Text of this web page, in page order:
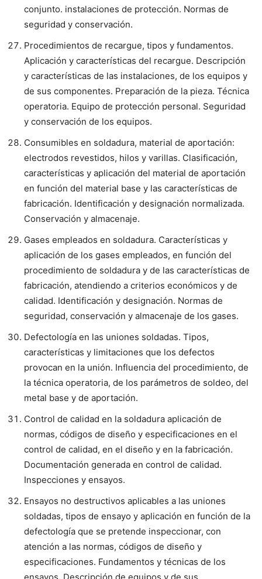
conjunto. instalaciones de protección. Normas de
seguridad y conservación.
Procedimientos de recargue, tipos y fundamentos.
Aplicación y características del recargue. Descripción
y características de las instalaciones, de los equipos y
de sus componentes. Preparación de la pieza. Técnica
operatoria. Equipo de protección personal. Seguridad
y conservación de los equipos.
Consumibles en soldadura, material de aportación:
electrodos revestidos, hilos y varillas. Clasificación,
características y aplicación del material de aportación
en función del material base y las características de
fabricación. Identificación y designación normalizada.
Conservación y almacenaje.
Gases empleados en soldadura. Características y
aplicación de los gases empleados, en función del
procedimiento de soldadura y de las características de
fabricación, atendiendo a criterios económicos y de
calidad. Identificación y designación. Normas de
seguridad, conservación y almacenaje de los gases.
Defectología en las uniones soldadas. Tipos,
características y limitaciones que los defectos
provocan en la unión. Influencia del procedimiento, de
la técnica operatoria, de los parámetros de soldeo, del
metal base y de aportación.
Control de calidad en la soldadura aplicación de
normas, códigos de diseño y especificaciones en el
control de calidad, en el diseño y en la fabricación.
Documentación generada en control de calidad.
Inspecciones y ensayos.
Ensayos no destructivos aplicables a las uniones
soldadas, tipos de ensayo y aplicación en función de la
defectología que se pretende inspeccionar, con
atención a las normas, códigos de diseño y
especificaciones. Fundamentos y técnicas de los